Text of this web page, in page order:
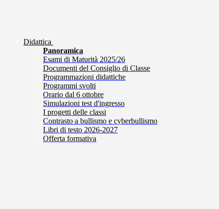
Didattica
Panoramica
Esami di Maturità 2025/26
Documenti del Consiglio di Classe
Programmazioni didattiche
Programmi svolti
Orario dal 6 ottobre
Simulazioni test d'ingresso
I progetti delle classi
Contrasto a bullismo e cyberbullismo
Libri di testo 2026-2027
Offerta formativa